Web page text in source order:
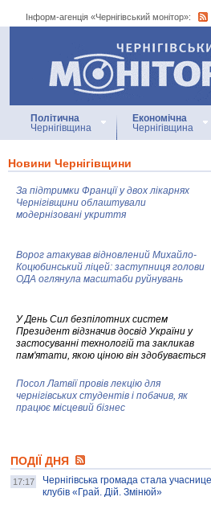
Інформ-агенція «Чернігівський монітор»:
Інформ-агенція
«Чернігівський
Політична
Чернігівщина
Економічна
Чернігівщина
Новини Чернігівщини
За підтримки Франції у двох лікарнях
Чернігівщини облаштували
модернізовані укриття
Ворог атакував відновлений Михайло-
Коцюбинський ліцей: заступниця голови
ОДА оглянула масштаби руйнувань
У День Сил безпілотних систем
Президент відзначив досвід України у
застосуванні технологій та закликав
пам'ятати, якою ціною він здобувається
Посол Латвії провів лекцію для
чернігівських студентів і побачив, як
працює місцевий бізнес
колекцію про війну, емоції та тварин
ПОДІЇ ДНЯ
17:17
Чернігівська громада стала
клубів «Грай. Дій. Змінюй»